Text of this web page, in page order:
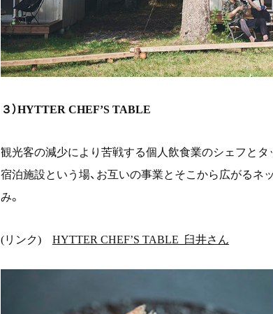
３）HYTTER CHEF’S TABLE
観光客の減少により苦戦する個人飲食業のシェフと
宿泊施設という場、お互いの事業とそこから広がるネ
み。
(リンク) HYTTER CHEF’S TABLE_ 臼井さん